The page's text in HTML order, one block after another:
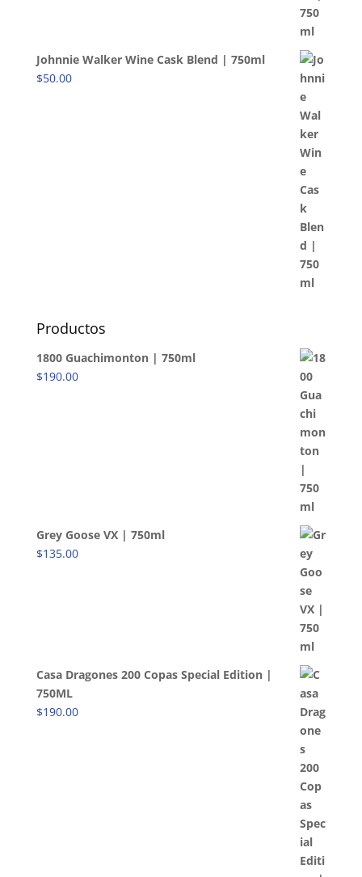
Johnnie Walker Wine Cask Blend | 750ml
$50.00
Productos
1800 Guachimonton | 750ml
$190.00
Grey Goose VX | 750ml
$135.00
Casa Dragones 200 Copas Special Edition |
750ML
$190.00